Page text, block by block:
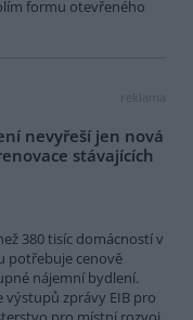
formu otevřeného
reklama
nevyřeší jen nová
stávajících
380 tisíc domácností v
potřebuje cenově
nájemní bydlení.
výstupů zprávy EIB pro